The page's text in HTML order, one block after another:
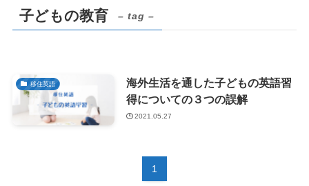
子どもの教育 – tag –
移住英語
海外生活を通した子どもの英語習
得についての３つの誤解
2021.05.27
1